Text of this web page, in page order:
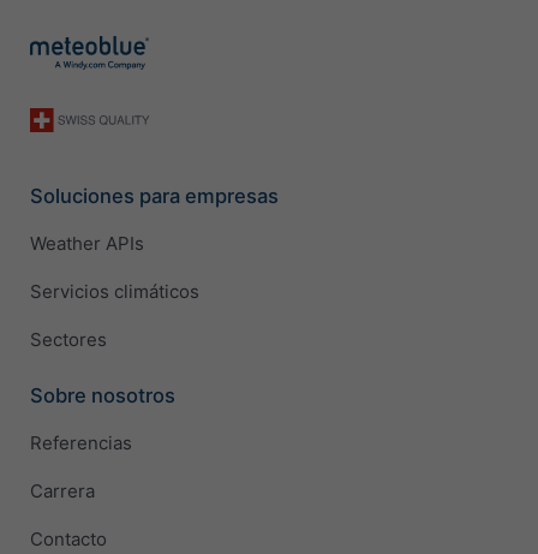
Soluciones para empresas
Weather APIs
Servicios climáticos
Sectores
Sobre nosotros
Referencias
Carrera
Contacto